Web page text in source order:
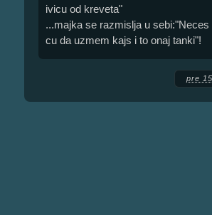
ivicu od kreveta"
...majka se razmislja u
cu da uzmem kajs i to onaj tanki"!
pre